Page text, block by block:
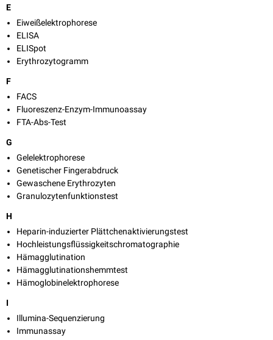
E
Eiweißelektrophorese
ELISA
ELISpot
Erythrozytogramm
F
FACS
Fluoreszenz-Enzym-Immunoassay
FTA-Abs-Test
G
Gelelektrophorese
Genetischer Fingerabdruck
Gewaschene Erythrozyten
Granulozytenfunktionstest
H
Heparin-induzierter Plättchenaktivierungstest
Hochleistungsflüssigkeitschromatographie
Hämagglutination
Hämagglutinationshemmtest
Hämoglobinelektrophorese
I
Illumina-Sequenzierung
Immunassay